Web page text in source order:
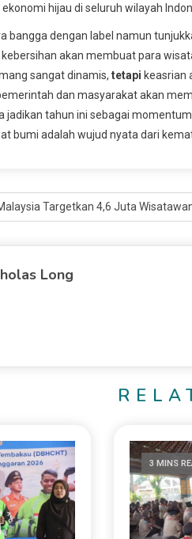
hijau di seluruh wilayah
bangga dengan label namun
akan membuat para
sangat dinamis, tetapi keasrian
dan masyarakat akan
jadikan tahun ini sebagai
bumi adalah wujud nyata dari
Targetkan 4,6 Juta
Long
3 MINS